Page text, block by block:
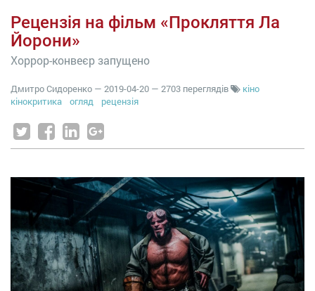
Рецензія на фільм «Прокляття Ла
Йорони»
Хоррор-конвеєр запущено
Дмитро Сидоренко — 2019-04-20 — 2703 переглядів
кіно
кінокритика
огляд рецензія